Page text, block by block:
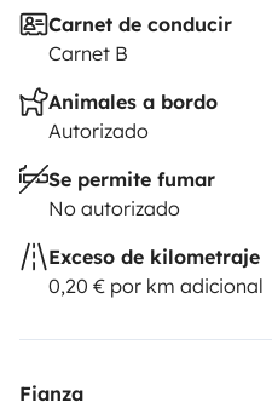
Carnet de conducir
Carnet B
Animales a bordo
Autorizado
Se permite fumar
No autorizado
Exceso de kilometraje
0,20 € por km adicional
Fianza